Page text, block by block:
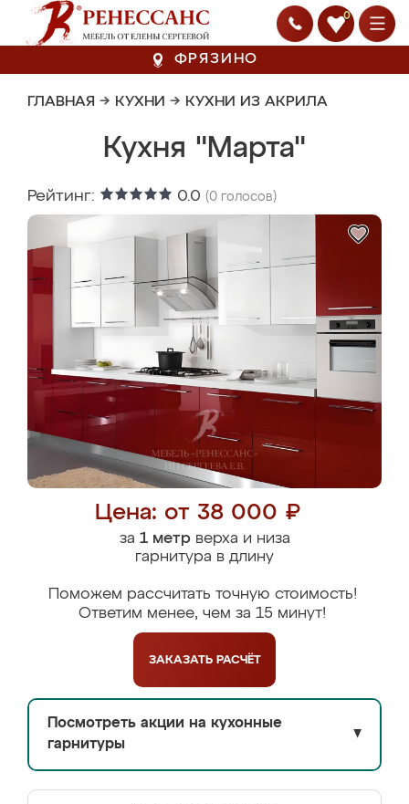
0
ФРЯЗИНО
ГЛАВНАЯ → КУХНИ → КУХНИ ИЗ АКРИЛА
Кухня "Марта"
Рейтинг: 0.0 (0 голосов)
Цена: от 38 000 ₽
за 1 метрверха и низа
гарнитура в длину
Поможем рассчитать точную стоимость!
Ответим менее, чем за 15 минут!
ЗАКАЗАТЬ РАСЧЁТ
Посмотреть акции на кухонные
гарнитуры
▼